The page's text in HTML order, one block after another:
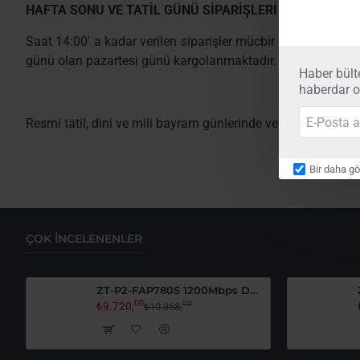
Haber
haberdar
E-
Posta
Bir daha
HAFTA SONU VE TATİL GÜNÜ SİPARİŞLERİ
Saat 14:00' a kadar verilen siparişler mücbir sebepler
günü olan pazartesi günü kargolanmaktadır.
Resmi tatil, dini ve mili bayram günlerinde verilen
ÇOK İNCELENENLER
ZT-P2-FAP780S 1200Mbps Dual Band Access Point
₺9.720,00₺10.368,00